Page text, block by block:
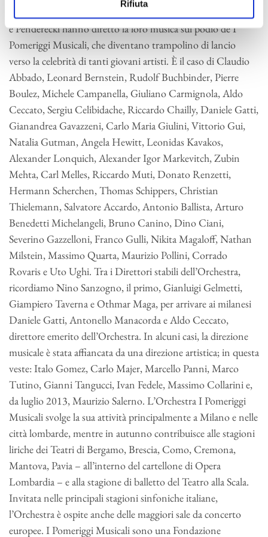
Rifiuta
e Penderecki hanno diretto la loro musica sul podio de I
Pomeriggi Musicali, che diventano trampolino di lancio
verso la celebrità di tanti giovani artisti. È il caso di Claudio
Abbado, Leonard Bernstein, Rudolf Buchbinder, Pierre
Boulez, Michele Campanella, Giuliano Carmignola, Aldo
Ceccato, Sergiu Celibidache, Riccardo Chailly, Daniele Gatti,
Gianandrea Gavazzeni, Carlo Maria Giulini, Vittorio Gui,
Natalia Gutman, Angela Hewitt, Leonidas Kavakos,
Alexander Lonquich, Alexander Igor Markevitch, Zubin
Mehta, Carl Melles, Riccardo Muti, Donato Renzetti,
Hermann Scherchen, Thomas Schippers, Christian
Thielemann, Salvatore Accardo, Antonio Ballista, Arturo
Benedetti Michelangeli, Bruno Canino, Dino Ciani,
Severino Gazzelloni, Franco Gulli, Nikita Magaloff, Nathan
Milstein, Massimo Quarta, Maurizio Pollini, Corrado
Rovaris e Uto Ughi. Tra i Direttori stabili dell’Orchestra,
ricordiamo Nino Sanzogno, il primo, Gianluigi Gelmetti,
Giampiero Taverna e Othmar Maga, per arrivare ai milanesi
Daniele Gatti, Antonello Manacorda e Aldo Ceccato,
direttore emerito dell’Orchestra. In alcuni casi, la direzione
musicale è stata affiancata da una direzione artistica; in questa
veste: Italo Gomez, Carlo Majer, Marcello Panni, Marco
Tutino, Gianni Tangucci, Ivan Fedele, Massimo Collarini e,
da luglio 2013, Maurizio Salerno. L’Orchestra I Pomeriggi
Musicali svolge la sua attività principalmente a Milano e nelle
città lombarde, mentre in autunno contribuisce alle stagioni
liriche dei Teatri di Bergamo, Brescia, Como, Cremona,
Mantova, Pavia – all’interno del cartellone di Opera
Lombardia – e alla stagione di balletto del Teatro alla Scala.
Invitata nelle principali stagioni sinfoniche italiane,
l’Orchestra è ospite anche delle maggiori sale da concerto
europee. I Pomeriggi Musicali sono una Fondazione